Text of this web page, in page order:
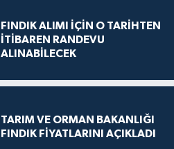
FINDIK ALIMI İÇİN O TARİHTEN
İTİBAREN RANDEVU
ALINABİLECEK
TARIM VE ORMAN BAKANLIĞI
FINDIK FİYATLARINI AÇIKLADI